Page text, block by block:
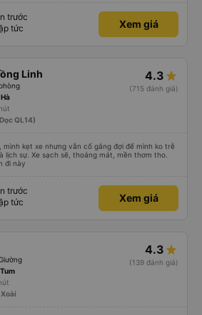
trước
tức
Xem giá
Linh 4.3
(715 đánh giá)
QL14)
mình kẹt xe nhưng vẫn cố gắng đợi để mình ko trễ
lịch sự. Xe sạch sẽ, thoáng mát, mền thơm tho.
đi này
trước
tức
Xem giá
4.3
(139 đánh giá)